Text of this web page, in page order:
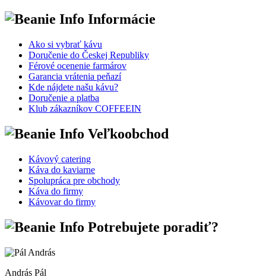
Informácie
Ako si vybrať kávu
Doručenie do Českej Republiky
Férové ocenenie farmárov
Garancia vrátenia peňazí
Kde nájdete našu kávu?
Doručenie a platba
Klub zákazníkov COFFEEIN
Veľkoobchod
Kávový catering
Káva do kaviarne
Spolupráca pre obchody
Káva do firmy
Kávovar do firmy
Potrebujete poradiť?
András Pál